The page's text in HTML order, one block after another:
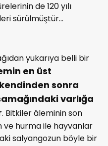
de 120 yılı
sürülmüştür...
yukarıya belli bir
en üst
sonra
varlığa
. Bitkiler âleminin son
ve hurma ile hayvanlar
salyangozun böyle bir